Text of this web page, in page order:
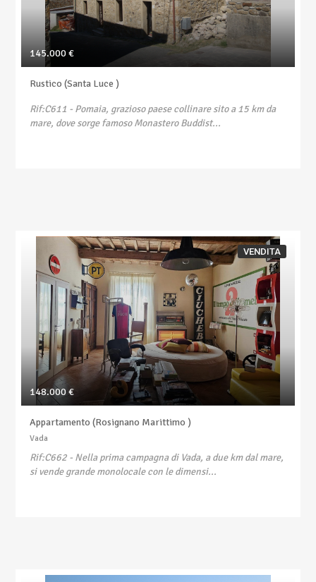
145.000 €
Rustico (Santa Luce )
Rif:C611 - Pomaia, grazioso paese collinare sito a 15 km da
mare, dove sorge famoso Monastero Buddist...
VENDITA
148.000 €
Appartamento (Rosignano Marittimo )
Vada
Rif:C662 - Nella prima campagna di Vada, a due km dal mare,
si vende grande monolocale con le dimensi...